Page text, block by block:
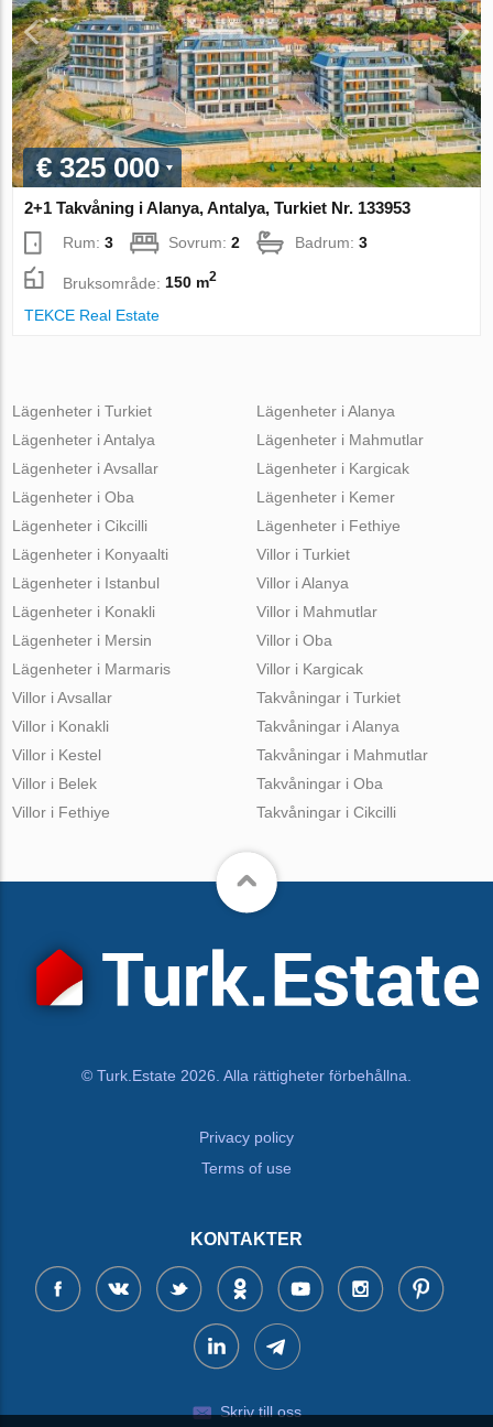
€ 325 000
2+1 Takvåning i Alanya, Antalya, Turkiet Nr. 133953
Rum:3 Sovrum:2 Badrum:3
Bruksområde:150 m2
TEKCE Real Estate
Lägenheter i Turkiet
Lägenheter i Antalya
Lägenheter i Avsallar
Lägenheter i Oba
Lägenheter i Cikcilli
Lägenheter i Alanya
Lägenheter i Mahmutlar
Lägenheter i Kargicak
Lägenheter i Kemer
Lägenheter i Fethiye
Lägenheter i Konyaalti
Lägenheter i Istanbul
Lägenheter i Konakli
Lägenheter i Mersin
Lägenheter i Marmaris
Villor i Turkiet
Villor i Alanya
Villor i Mahmutlar
Villor i Oba
Villor i Kargicak
Villor i Avsallar
Villor i Konakli
Villor i Kestel
Villor i Belek
Villor i Fethiye
Takvåningar i Turkiet
Takvåningar i Alanya
Takvåningar i Mahmutlar
Takvåningar i Oba
Takvåningar i Cikcilli
© Turk.Estate 2026. Alla rättigheter förbehållna.
Privacy policy
Terms of use
KONTAKTER
Skriv till oss